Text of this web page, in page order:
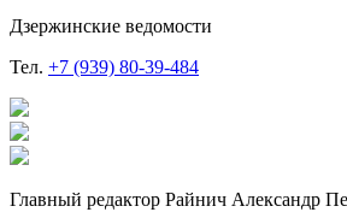
Дзержинские ведомости
Тел. +7 (939) 80-39-484
Главный редактор Райнич Александр